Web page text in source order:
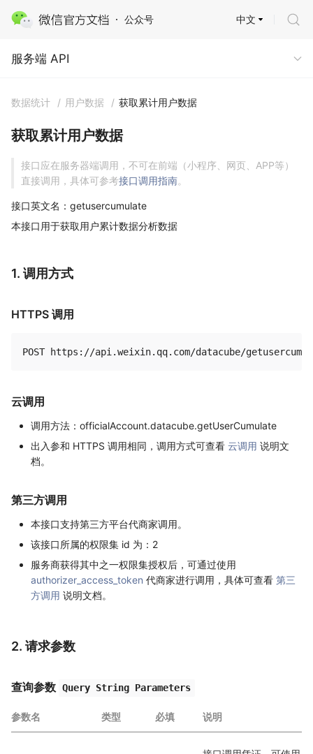
公众号
服务端 API
中文
服务端 API
数据统计 / 用户数据 / 获取累计用户数据
获取累计用户数据
接口应在服务器端调用，不可在前端（小程序、网页、APP等）
直接调用，具体可参考接口调用指南。
接口英文名：getusercumulate
本接口用于获取用户累计数据分析数据
1. 调用方式
HTTPS 调用
云调用
调用方法：officialAccount.datacube.getUserCumulate
出入参和 HTTPS 调用相同，调用方式可查看 云调用 说明文
档。
第三方调用
本接口支持第三方平台代商家调用。
该接口所属的权限集 id 为：2
服务商获得其中之一权限集授权后，可通过使用
authorizer_access_token 代商家进行调用，具体可查看 第三
方调用 说明文档。
2. 请求参数
查询参数 Query String Parameters
参数名 类型 必填 说明